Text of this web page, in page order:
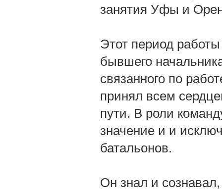
занятия Уфы и
Этот период
бывшего
связанного по
принял всем
пути. В роли
значение и и
батальонов.
Он знал и